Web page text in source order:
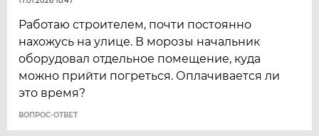
Работаю строителем, почти постоянно
нахожусь на улице. В морозы начальник
оборудовал отдельное помещение, куда
можно прийти погреться. Оплачивается ли
это время?
ВОПРОС-ОТВЕТ